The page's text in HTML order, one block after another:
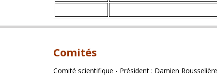
Comités
Comité scientifique - Président : Damien